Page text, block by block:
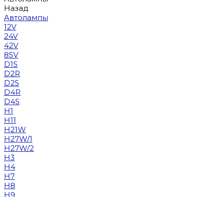
Назад
Автолампы
12V
24V
42V
85V
D1S
D2R
D2S
D4R
D4S
H1
H11
H21W
H27W/1
H27W/2
H3
H4
H7
H8
H9